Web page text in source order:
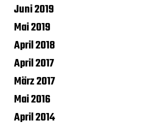
Juni 2019
Mai 2019
April 2018
April 2017
März 2017
Mai 2016
April 2014